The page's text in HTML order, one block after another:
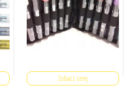
Zobacz cenę